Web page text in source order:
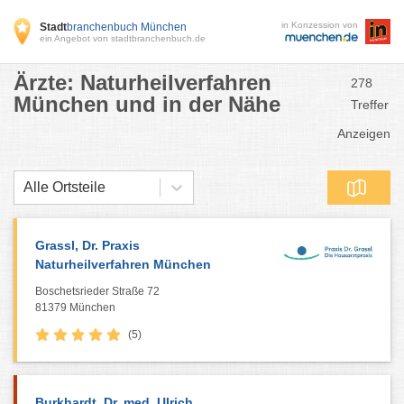
Stadtbranchenbuch München
ein Angebot von stadtbranchenbuch.de
in Konzession von
Ärzte: Naturheilverfahren
München und in der Nähe
278
Treffer
Anzeigen
Alle Ortsteile
Grassl, Dr. Praxis
Naturheilverfahren München
Boschetsrieder Straße 72
81379 München
(5)